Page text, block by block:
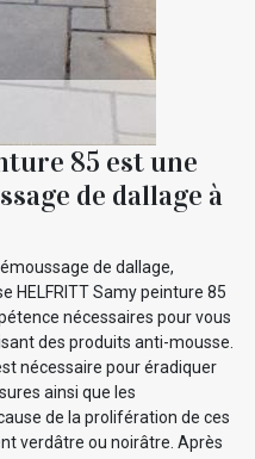
85 est une
de dallage à
de dallage,
HELFRITT Samy peinture 85
nécessaires pour vous
des produits anti-mousse.
nécessaire pour éradiquer
ainsi que les
de la prolifération de ces
verdâtre ou noirâtre. Après